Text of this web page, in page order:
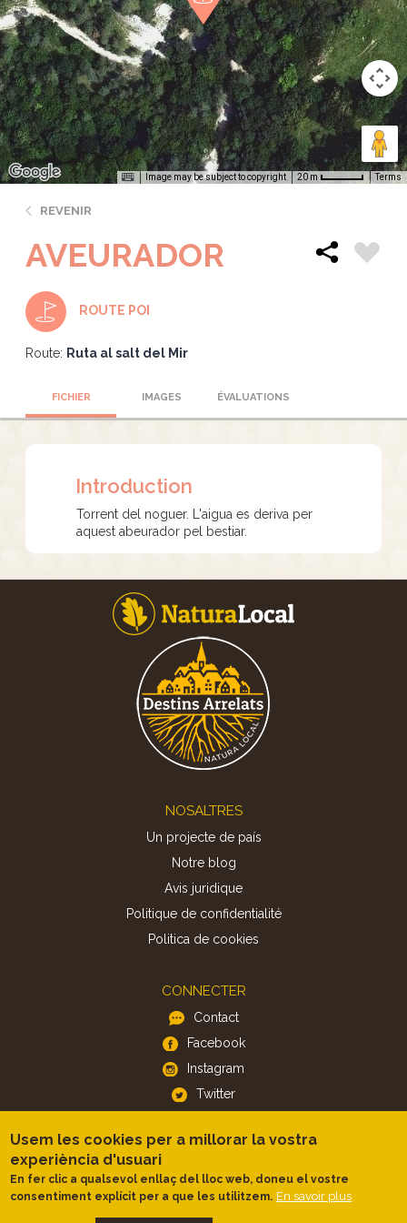
Image may be subject to copyright 20 m Terms
REVENIR
AVEURADOR
ROUTE POI
Route: Ruta al salt del Mir
FICHIER IMAGES ÉVALUATIONS
Introduction
Torrent del noguer. L'aigua es deriva per
aquest abeurador pel bestiar.
NOSALTRES
Un projecte de país
Notre blog
Avis juridique
Politique de confidentialité
Politica de cookies
CONNECTER
Contact
Facebook
Instagram
Twitter
APP
iOS
Android
Usem les cookies per a millorar la vostra
experiència d'usuari
En fer clic a qualsevol enllaç del lloc web, doneu el vostre
consentiment explícit per a que les utilitzem. En savoir plus